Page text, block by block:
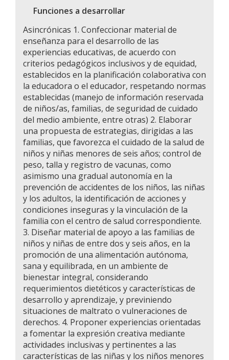
Funciones a desarrollar
Asincrónicas 1. Confeccionar material de
enseñanza para el desarrollo de las
experiencias educativas, de acuerdo con
criterios pedagógicos inclusivos y de equidad,
establecidos en la planificación colaborativa con
la educadora o el educador, respetando normas
establecidas (manejo de información reservada
de niños/as, familias, de seguridad de cuidado
del medio ambiente, entre otras) 2. Elaborar
una propuesta de estrategias, dirigidas a las
familias, que favorezca el cuidado de la salud de
niños y niñas menores de seis años; control de
peso, talla y registro de vacunas, como
asimismo una gradual autonomía en la
prevención de accidentes de los niños, las niñas
y los adultos, la identificación de acciones y
condiciones inseguras y la vinculación de la
familia con el centro de salud correspondiente.
3. Diseñar material de apoyo a las familias de
niños y niñas de entre dos y seis años, en la
promoción de una alimentación autónoma,
sana y equilibrada, en un ambiente de
bienestar integral, considerando
requerimientos dietéticos y características de
desarrollo y aprendizaje, y previniendo
situaciones de maltrato o vulneraciones de
derechos. 4. Proponer experiencias orientadas
a fomentar la expresión creativa mediante
actividades inclusivas y pertinentes a las
características de las niñas y los niños menores